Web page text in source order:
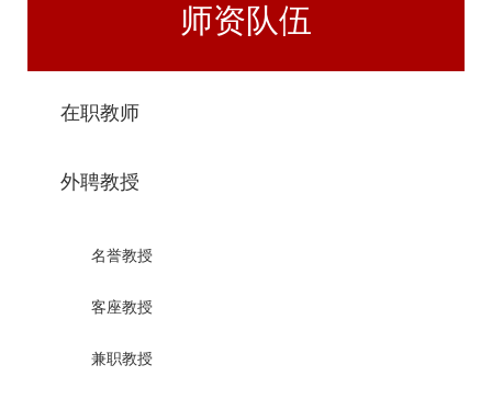
师资队伍
在职教师
外聘教授
名誉教授
客座教授
兼职教授